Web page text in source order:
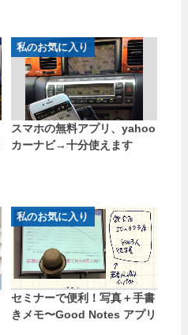
私のお気に入り
スマホの無料アプリ、yahoo
カーナビ→十分使えます
私のお気に入り
セミナーで便利！写真＋手書
きメモ〜Good Notes アプリ